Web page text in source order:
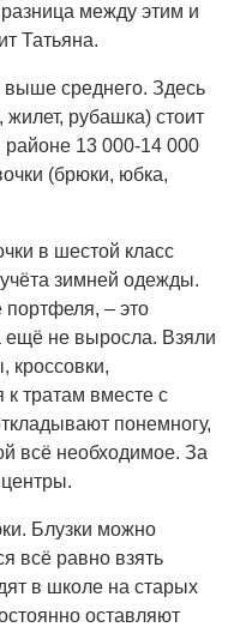
между этим и
Татьяна.
среднего. Здесь
рубашка) стоит
13 000-14 000
(брюки, юбка,
в шестой класс
зимней одежды.
портфеля, – это
ещё не выросла. Взяли
кроссовки,
к тратам вместе с
понемногу,
всё необходимое. За
Блузки можно
всё равно взять
в школе на старых
оставляют